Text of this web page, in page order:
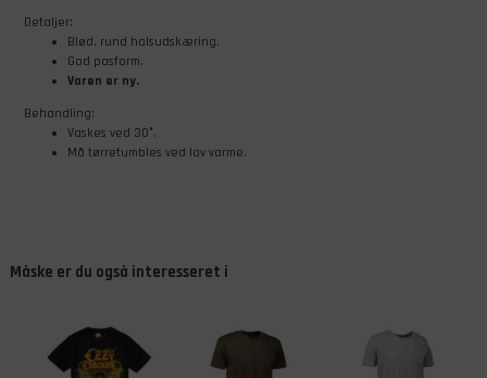
Detaljer:
Blød, rund halsudskæring.
God pasform.
Varen er ny.
Behandling:
Vaskes ved 30°.
Må tørretumbles ved lav varme.
Måske er du også interesseret i